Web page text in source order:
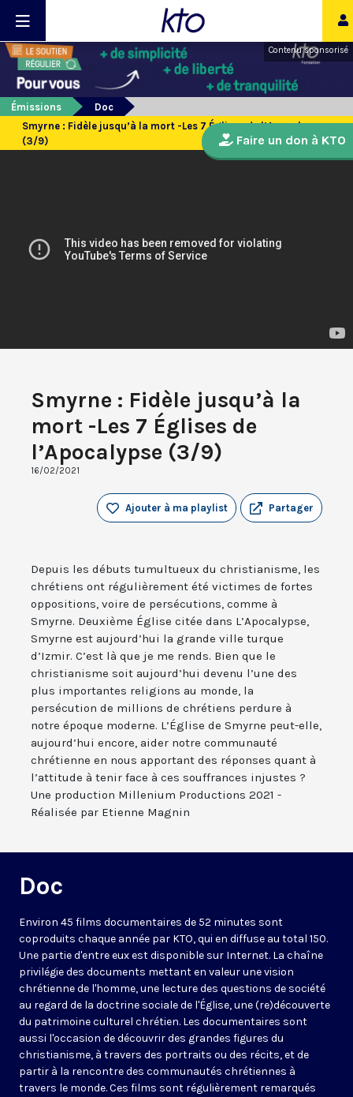
Contenu sponsorisé
Émissions
Doc
Smyrne : Fidèle jusqu’à la mort -Les 7 Églises de l’Apocalypse
(3/9)
Smyrne : Fidèle jusqu’à la
mort -Les 7 Églises de
l’Apocalypse (3/9)
16/02/2021
Partager
Ajouter à ma playlist
Depuis les débuts tumultueux du christianisme, les
chrétiens ont régulièrement été victimes de fortes
oppositions, voire de persécutions, comme à
Smyrne. Deuxième Église citée dans L’Apocalypse,
Smyrne est aujourd’hui la grande ville turque
d’Izmir. C’est là que je me rends. Bien que le
christianisme soit aujourd’hui devenu l’une des
plus importantes religions au monde, la
persécution de millions de chrétiens perdure à
notre époque moderne. L’Église de Smyrne peut-elle,
aujourd’hui encore, aider notre communauté
chrétienne en nous apportant des réponses quant à
l’attitude à tenir face à ces souffrances injustes ?
Une production Millenium Productions 2021 -
Réalisée par Etienne Magnin
Doc
Environ 45 films documentaires de 52 minutes sont
coproduits chaque année par KTO, qui en diffuse au total 150.
Une partie d'entre eux est disponible sur Internet. La chaîne
privilégie des documents mettant en valeur une vision
chrétienne de l'homme, une lecture des questions de société
au regard de la doctrine sociale de l'Église, une (re)découverte
du patrimoine culturel chrétien. Les documentaires sont
aussi l'occasion de découvrir des grandes figures du
christianisme, à travers des portraits ou des récits, et de
partir à la rencontre des communautés chrétiennes à
travers le monde. Ces films sont régulièrement remarqués
Faire un don à KTO